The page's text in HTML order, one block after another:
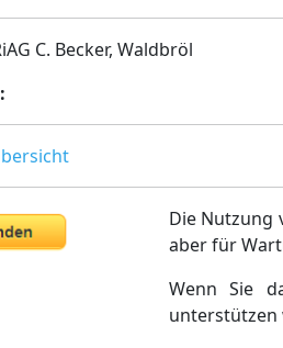
C. Becker, Waldbröl
Die Nutzung
aber für
Wenn Sie
unterstützen